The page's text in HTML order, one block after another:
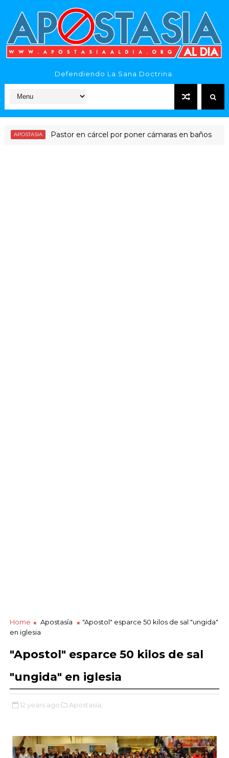
Defendiendo La Sana Doctrina.
Pastor en cárcel por poner cámaras en baños
Home Apostasía
"Apostol" esparce 50 kilos de sal "ungida"
en iglesia
"Apostol" esparce 50 kilos de sal
"ungida" en iglesia
12 years ago Apostasía,